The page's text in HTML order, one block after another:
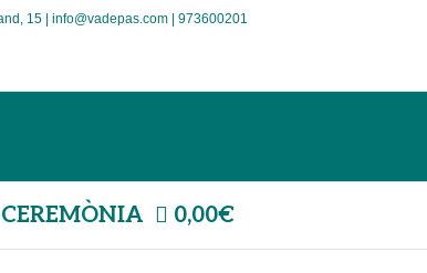
15 | info@vadepas.com | 973600201
0,00€